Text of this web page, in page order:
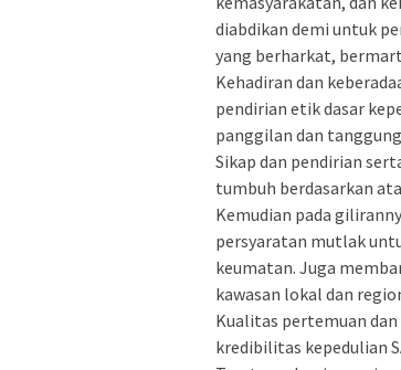
diabdikan demi untuk
yang berharkat,
Kehadiran dan
pendirian etik dasar
panggilan dan
Sikap dan pendirian
tumbuh berdasarkan
Kemudian pada
persyaratan mutlak
keumatan. Juga
kawasan lokal dan
Kualitas pertemuan
kredibilitas kepedulian